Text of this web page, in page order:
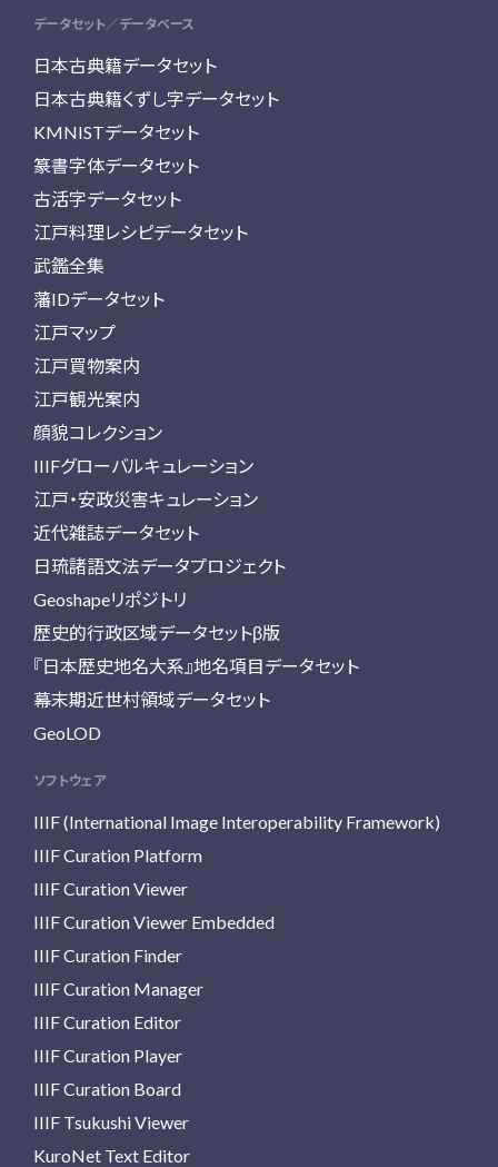
データセット／データベース
日本古典籍データセット
日本古典籍くずし字データセット
KMNISTデータセット
篆書字体データセット
古活字データセット
江戸料理レシピデータセット
武鑑全集
藩IDデータセット
江戸マップ
江戸買物案内
江戸観光案内
顔貌コレクション
IIIFグローバルキュレーション
江戸・安政災害キュレーション
近代雑誌データセット
日琉諸語文法データプロジェクト
Geoshapeリポジトリ
歴史的行政区域データセットβ版
『日本歴史地名大系』地名項目データセット
幕末期近世村領域データセット
GeoLOD
ソフトウェア
IIIF (International Image Interoperability Framework)
IIIF Curation Platform
IIIF Curation Viewer
IIIF Curation Viewer Embedded
IIIF Curation Finder
IIIF Curation Manager
IIIF Curation Editor
IIIF Curation Player
IIIF Curation Board
IIIF Tsukushi Viewer
KuroNet Text Editor